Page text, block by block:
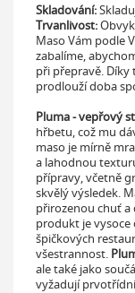
Skladování:
Trvanlivost:
Maso Vám podle
zabalíme,
při přepravě.
prodlouží doba
Pluma - vepřový
hřbetu, což mu
maso je mírně
a lahodnou
přípravy, včetně
skvělý výsledek.
přirozenou chuť a
produkt je vysoce
špičkových
všestrannost.
ale také jako
vyžadují